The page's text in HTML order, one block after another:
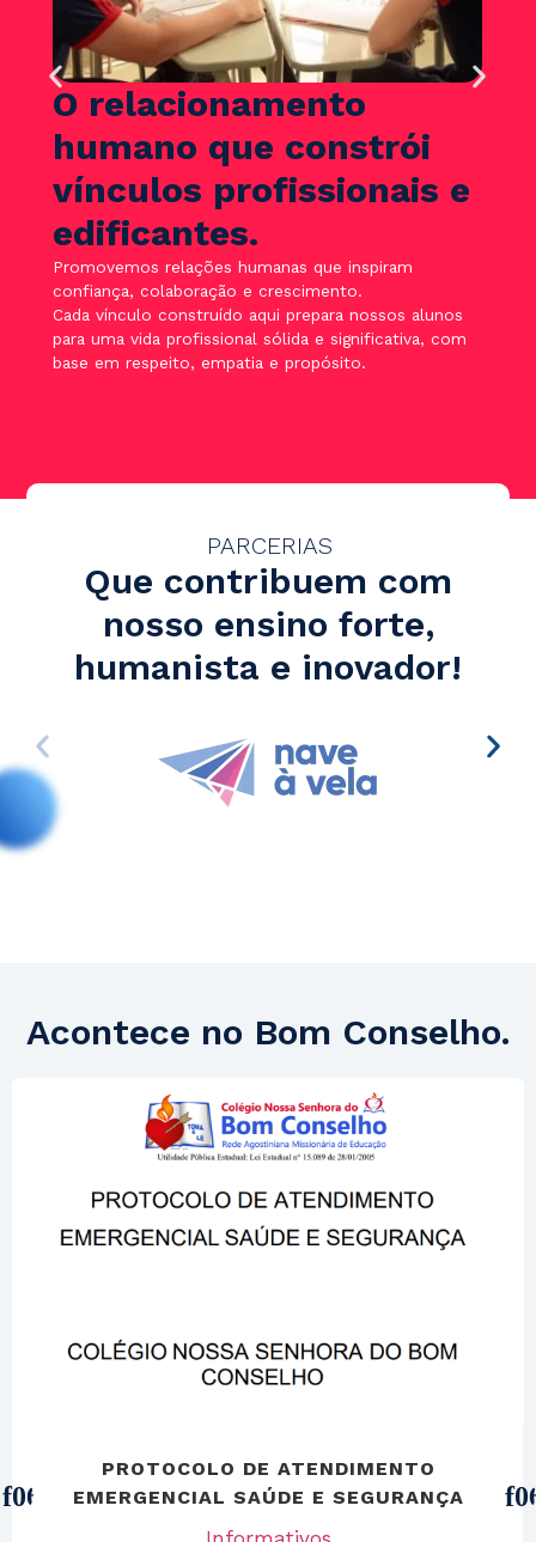
O relacionamento
humano que constrói
vínculos profissionais e
edificantes.
Promovemos relações humanas que inspiram
confiança, colaboração e crescimento.
Cada vínculo construído aqui prepara nossos alunos
para uma vida profissional sólida e significativa, com
base em respeito, empatia e propósito.
PARCERIAS
Que contribuem com
nosso ensino forte,
humanista e inovador!
Acontece no Bom Conselho.
Previous